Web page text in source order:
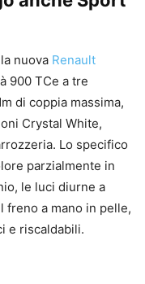
nuova Renault
900 TCe a tre
di coppia massima,
Crystal White,
Lo specifico
parzialmente in
le luci diurne a
freno a mano in pelle,
e riscaldabili.